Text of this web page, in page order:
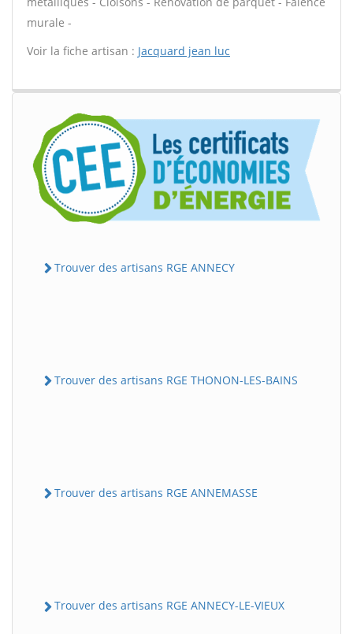
murale -
Voir la fiche artisan : Jacquard jean luc
Trouver des artisans RGE ANNECY
Trouver des artisans RGE THONON-LES-BAINS
Trouver des artisans RGE ANNEMASSE
Trouver des artisans RGE ANNECY-LE-VIEUX